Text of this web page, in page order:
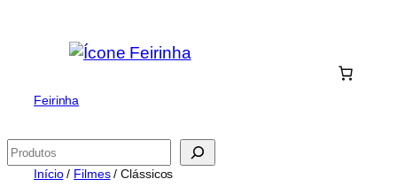
Feirinha
Pesquisar
Início/ Filmes/ Clássicos